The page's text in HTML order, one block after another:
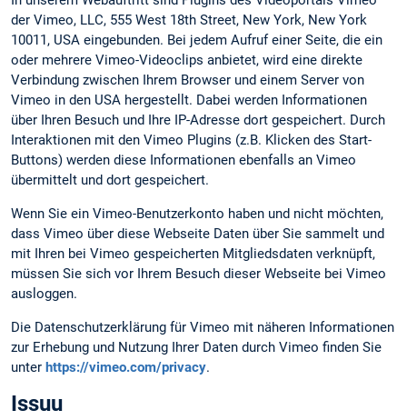
der Vimeo, LLC, 555 West 18th Street, New York, New York
10011, USA eingebunden. Bei jedem Aufruf einer Seite, die ein
oder mehrere Vimeo-Videoclips anbietet, wird eine direkte
Verbindung zwischen Ihrem Browser und einem Server von
Vimeo in den USA hergestellt. Dabei werden Informationen
über Ihren Besuch und Ihre IP-Adresse dort gespeichert. Durch
Interaktionen mit den Vimeo Plugins (z.B. Klicken des Start-
Buttons) werden diese Informationen ebenfalls an Vimeo
übermittelt und dort gespeichert.
Wenn Sie ein Vimeo-Benutzerkonto haben und nicht möchten,
dass Vimeo über diese Webseite Daten über Sie sammelt und
mit Ihren bei Vimeo gespeicherten Mitgliedsdaten verknüpft,
müssen Sie sich vor Ihrem Besuch dieser Webseite bei Vimeo
ausloggen.
Die Datenschutzerklärung für Vimeo mit näheren Informationen
zur Erhebung und Nutzung Ihrer Daten durch Vimeo finden Sie
unter https://vimeo.com/privacy.
Issuu